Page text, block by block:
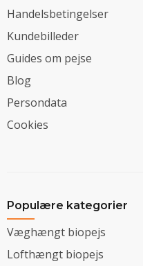
Handelsbetingelser
Kundebilleder
Guides om pejse
Blog
Persondata
Cookies
Populære kategorier
Væghængt biopejs
Lofthængt biopejs